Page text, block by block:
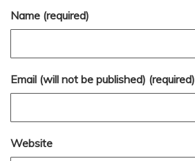
Name (required)
Email (will not be published) (required)
Website